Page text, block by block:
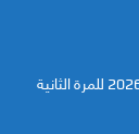
إسبانيا تتوج بطلة لكأس العالم 2026 للمرة الثانية